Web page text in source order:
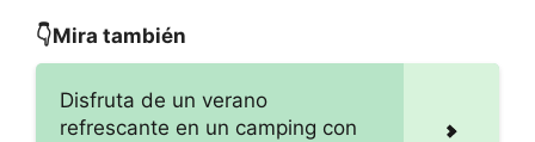
👇Mira también
Disfruta de un verano
refrescante en un camping con